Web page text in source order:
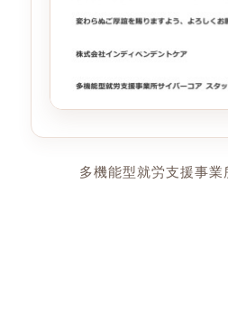
多機能型就労支援事業